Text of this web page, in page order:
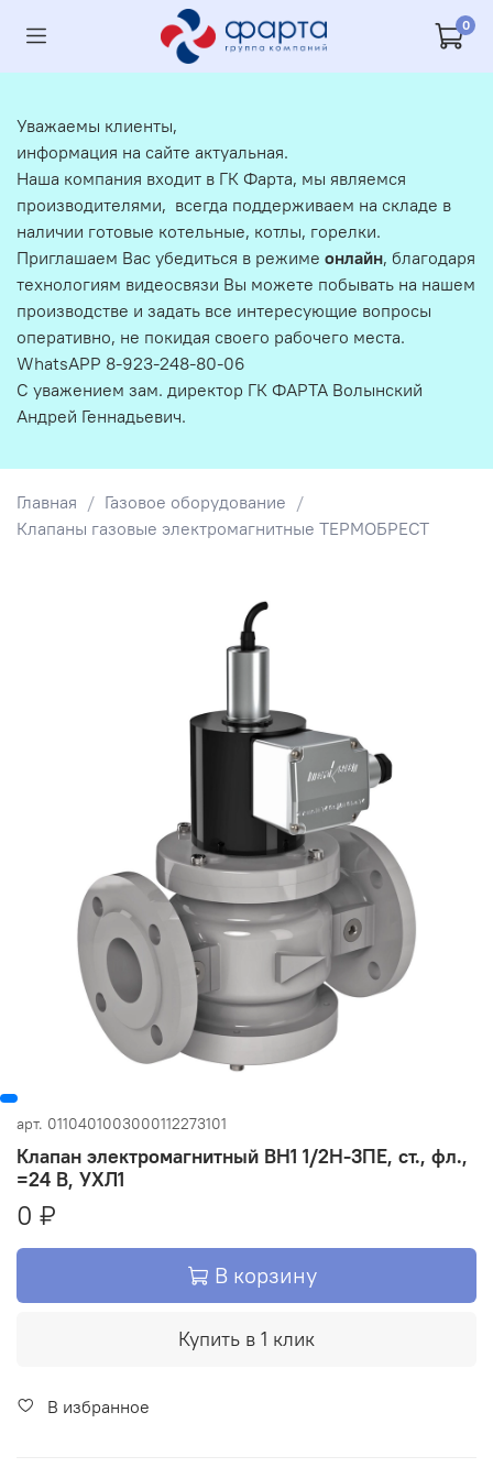
0
Главная
Газовое оборудование
Клапаны газовые электромагнитные ТЕРМОБРЕСТ
арт. 0110401003000112273101
Клапан электромагнитный ВН1 1/2Н-3ПЕ, ст., фл.,
=24 В, УХЛ1
0 ₽
В корзину
Купить в 1 клик
В избранное
Уважаемы клиенты,
информация на сайте актуальная.
Наша компания входит в ГК Фарта, мы являемся
производителями, всегда поддерживаем на складе в
наличии готовые котельные, котлы, горелки.
Приглашаем Вас убедиться в режиме онлайн, благодаря
технологиям видеосвязи Вы можете побывать на нашем
производстве и задать все интересующие вопросы
оперативно, не покидая своего рабочего места.
WhatsAPP 8-923-248-80-06
С уважением зам. директор ГК ФАРТА Волынский
Андрей Геннадьевич.